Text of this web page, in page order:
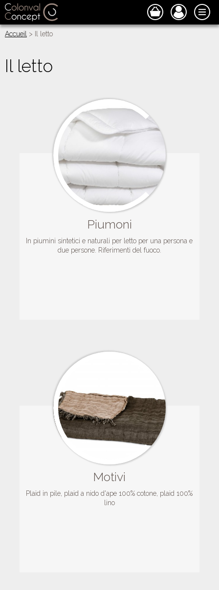
Accueil > Il letto
Il letto
Piumoni
In piumini sintetici e naturali per letto per una persona e
due persone. Riferimenti del fuoco.
Motivi
Plaid in pile, plaid a nido d'ape 100% cotone, plaid 100%
lino